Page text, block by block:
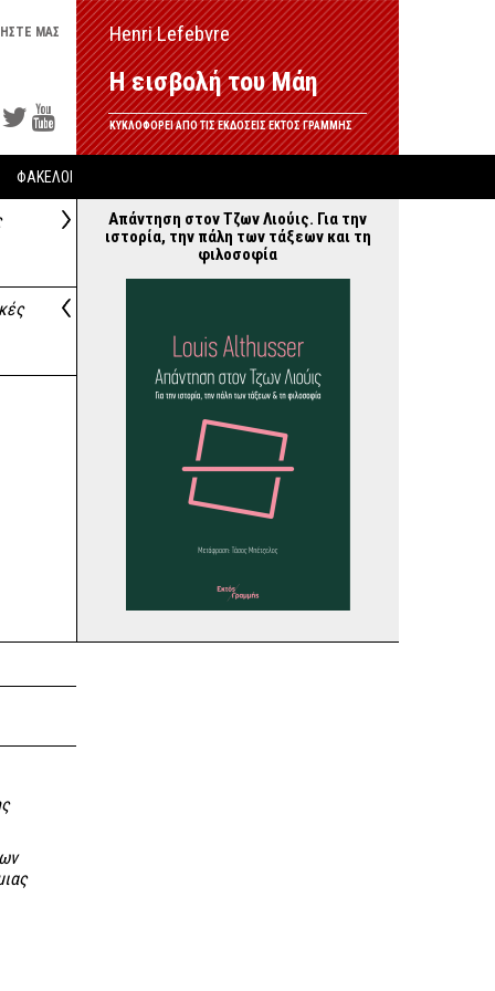
ΜΑΣ Henri Lefebvre
Η εισβολή του Μάη
ΚΥΚΛΟΦΟΡΕΙ ΑΠΟ ΤΙΣ ΕΚΔΟΣΕΙΣ ΕΚΤΟΣ ΓΡΑΜΜΗΣ
ΦΑΚΕΛΟΙ
Απάντηση στον Τζων Λιούις. Για την
ιστορία, την πάλη των τάξεων και τη
φιλοσοφία